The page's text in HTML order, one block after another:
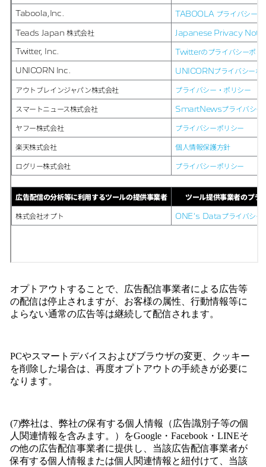
オプトアウトすることで、広告配信事業者による広告等
の配信は停止されますが、お客様の属性、行動情報等に
よらない通常の広告等は継続して配信されます。
PCやスマートデバイスおよびブラウザの変更、クッキー
を削除した場合は、再度オプトアウトの手続きが必要に
なります。
(7)弊社は、弊社の保有する個人情報（広告識別子等の個
人関連情報を含みます。）をGoogle・Facebook・LINEそ
の他の広告配信事業者に提供し、当該広告配信事業者が
保有する個人情報または個人関連情報と紐付けて、当該